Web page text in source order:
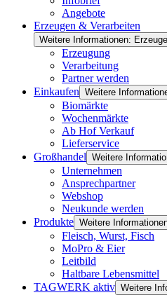
Angebote
Erzeugen & Verarbeiten
Weitere Informationen:
Erzeugung
Verarbeitung
Partner werden
Einkaufen Weitere
Biomärkte
Wochenmärkte
Ab Hof Verkauf
Lieferservice
Großhandel Weitere
Unternehmen
Ansprechpartner
Webshop
Neukunde werden
Produkte Weitere
Fleisch, Wurst, Fisch
MoPro & Eier
Leitbild
Haltbare Lebensmittel
TAGWERK aktiv Weitere